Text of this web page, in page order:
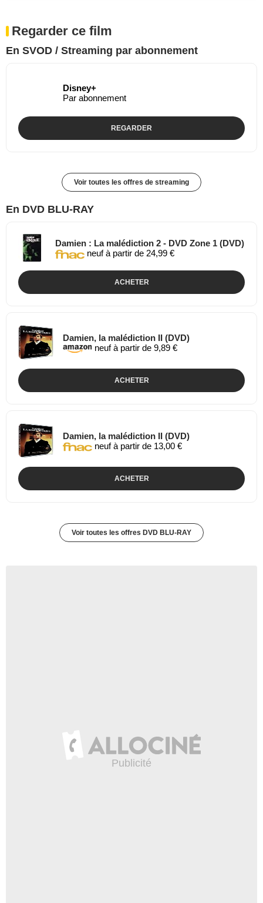
Regarder ce film
En SVOD / Streaming par abonnement
Disney+
Par abonnement
REGARDER
Voir toutes les offres de streaming
En DVD BLU-RAY
Damien : La malédiction 2 - DVD Zone 1 (DVD)
neuf à partir de 24,99 €
ACHETER
Damien, la malédiction II (DVD)
neuf à partir de 9,89 €
ACHETER
Damien, la malédiction II (DVD)
neuf à partir de 13,00 €
ACHETER
Voir toutes les offres DVD BLU-RAY